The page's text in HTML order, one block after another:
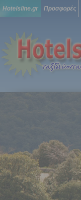
Hotelsline.gr Προσφορές